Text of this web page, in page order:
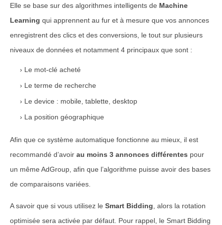
Elle se base sur des algorithmes intelligents de Machine
Learning qui apprennent au fur et à mesure que vos annonces
enregistrent des clics et des conversions, le tout sur plusieurs
niveaux de données et notamment 4 principaux que sont :
Le mot-clé acheté
Le terme de recherche
Le device : mobile, tablette, desktop
La position géographique
Afin que ce système automatique fonctionne au mieux, il est
recommandé d’avoir au moins 3 annonces différentes pour
un même AdGroup, afin que l’algorithme puisse avoir des bases
de comparaisons variées.
A savoir que si vous utilisez le Smart Bidding , alors la rotation
optimisée sera activée par défaut. Pour rappel, le Smart Bidding